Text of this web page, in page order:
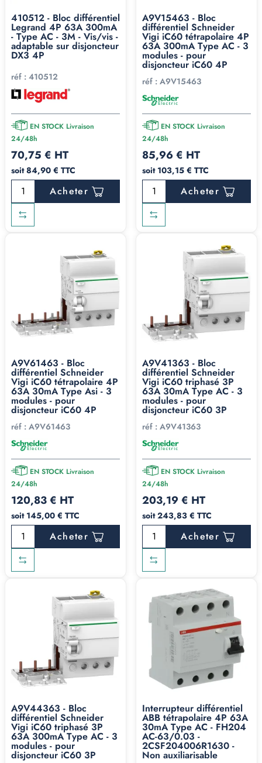
410512 - Bloc différentiel
Legrand 4P 63A 300mA
- Type AC - 3M - Vis/vis -
adaptable sur disjoncteur
DX3 4P
réf : 410512
EN STOCK Livraison
24/48h
70,75 € HT
soit 84,90 € TTC
Acheter
A9V15463 - Bloc
différentiel Schneider
Vigi iC60 tétrapolaire 4P
63A 300mA Type AC - 3
modules - pour
disjoncteur iC60 4P
réf : A9V15463
EN STOCK Livraison
24/48h
85,96 € HT
soit 103,15 € TTC
Acheter
A9V61463 - Bloc
différentiel Schneider
Vigi iC60 tétrapolaire 4P
63A 30mA Type Asi - 3
modules - pour
disjoncteur iC60 4P
réf : A9V61463
EN STOCK Livraison
24/48h
120,83 € HT
soit 145,00 € TTC
Acheter
A9V41363 - Bloc
différentiel Schneider
Vigi iC60 triphasé 3P
63A 30mA Type AC - 3
modules - pour
disjoncteur iC60 3P
réf : A9V41363
EN STOCK Livraison
24/48h
203,19 € HT
soit 243,83 € TTC
Acheter
A9V44363 - Bloc
différentiel Schneider
Vigi iC60 triphasé 3P
63A 300mA Type AC - 3
modules - pour
disjoncteur iC60 3P
Interrupteur différentiel
ABB tétrapolaire 4P 63A
30mA Type AC - FH204
AC-63/0.03 -
2CSF204006R1630 -
Non auxiliarisable